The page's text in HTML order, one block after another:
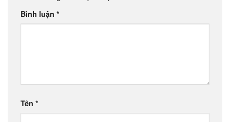
Bình luận *
Tên *